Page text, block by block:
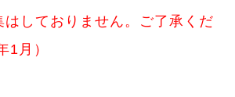
しておりません。ご了承くだ
1月）